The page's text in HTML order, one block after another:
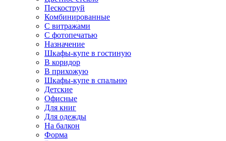
Пескоструй
Комбинированные
С витражами
С фотопечатью
Назначение
Шкафы-купе в гостиную
В коридор
В прихожую
Шкафы-купе в спальню
Детские
Офисные
Для книг
Для одежды
На балкон
Форма